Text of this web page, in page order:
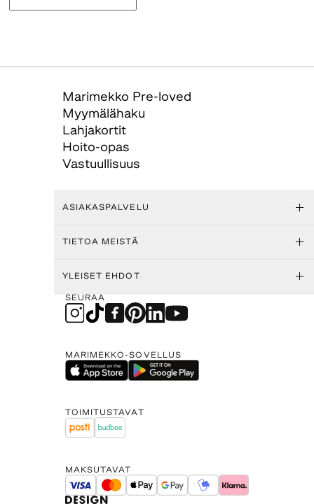
Marimekko Pre-loved
Myymälähaku
Lahjakortit
Hoito-opas
Vastuullisuus
ASIAKASPALVELU
TIETOA MEISTÄ
YLEISET EHDOT
SEURAA
MARIMEKKO-SOVELLUS
TOIMITUSTAVAT
MAKSUTAVAT